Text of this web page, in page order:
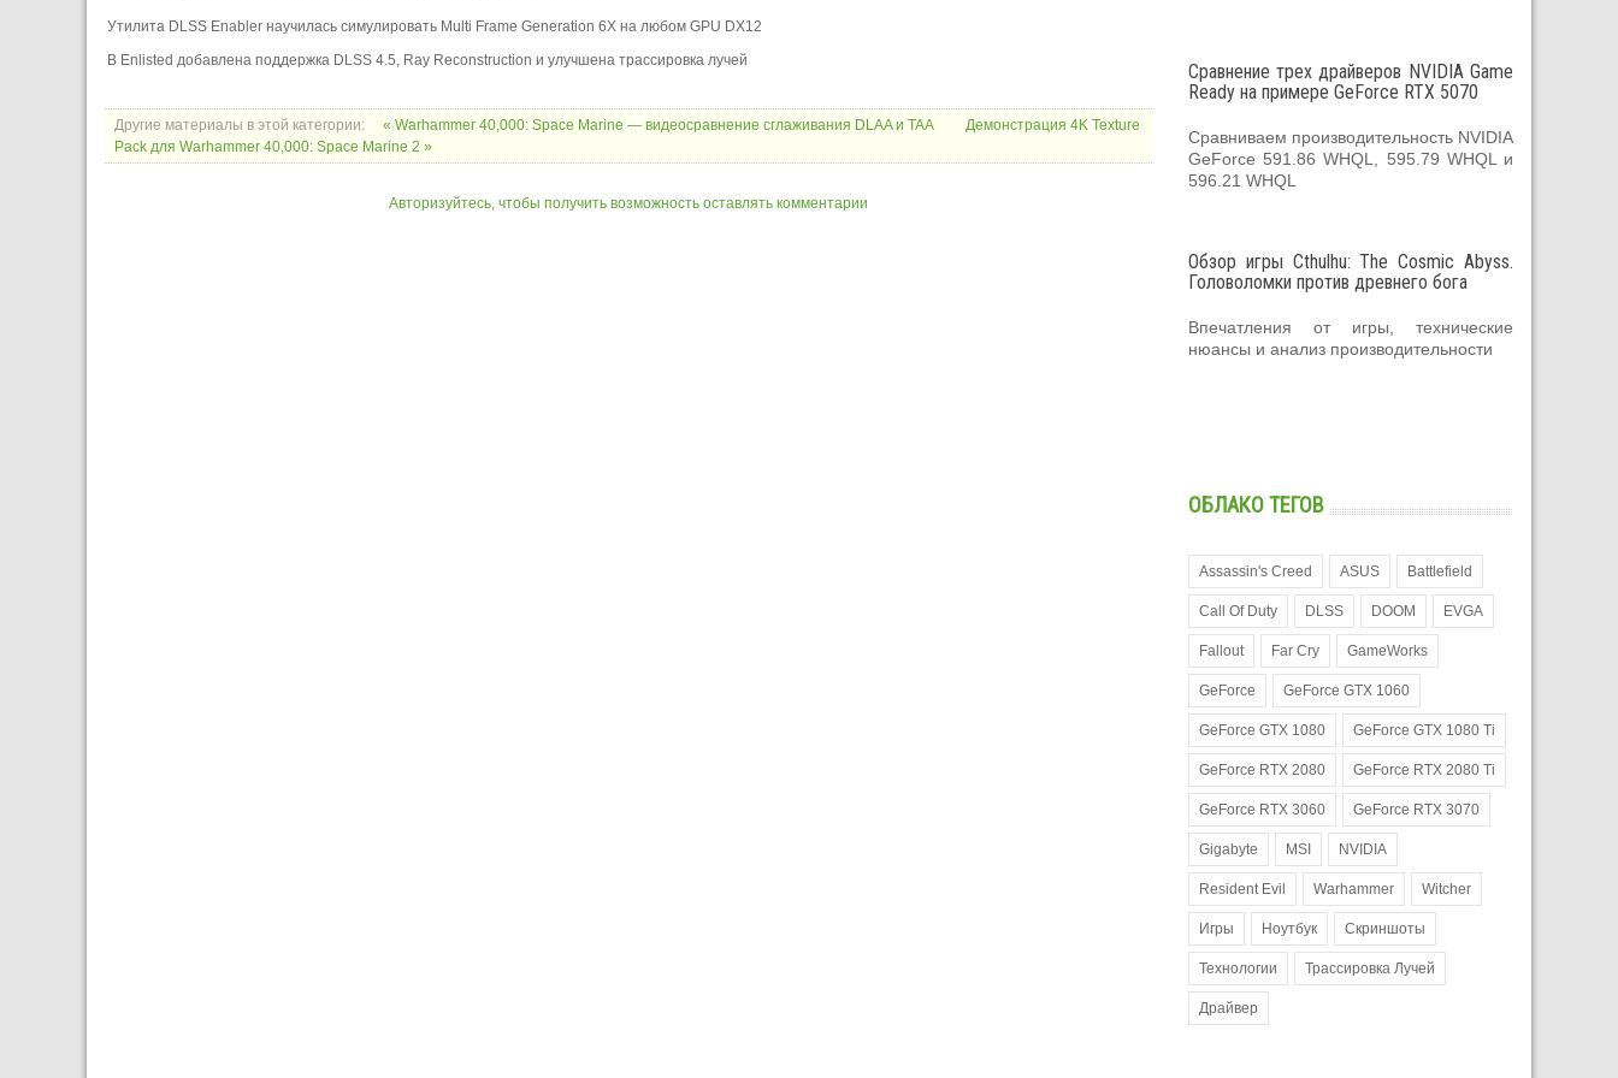
Утилита DLSS Enabler научилась симулировать Multi Frame Generation 6X на любом GPU DX12
В Enlisted добавлена поддержка DLSS 4.5, Ray Reconstruction и улучшена трассировка лучей
Другие материалы в этой категории: « Warhammer 40,000: Space Marine — видеосравнение сглаживания DLAA и TAA
Демонстрация 4K Texture
Pack для Warhammer 40,000: Space Marine 2 »
Авторизуйтесь, чтобы получить возможность оставлять комментарии
Сравнение трех драйверов NVIDIA Game
Ready на примере GeForce RTX 5070
Сравниваем производительность NVIDIA
GeForce 591.86 WHQL, 595.79 WHQL и
596.21 WHQL
Обзор игры Cthulhu: The Cosmic Abyss.
Головоломки против древнего бога
Впечатления от игры, технические
нюансы и анализ производительности
ОБЛАКО ТЕГОВ
Assassin's Creed ASUS Battlefield
Call Of Duty DLSS DOOM EVGA
Fallout Far Cry GameWorks
GeForce GeForce GTX 1060
GeForce GTX 1080 GeForce GTX 1080 Ti
GeForce RTX 2080 GeForce RTX 2080 Ti
GeForce RTX 3060 GeForce RTX 3070
Gigabyte MSI NVIDIA
Resident Evil Warhammer Witcher
Игры Ноутбук Скриншоты
Технологии Трассировка Лучей
Драйвер